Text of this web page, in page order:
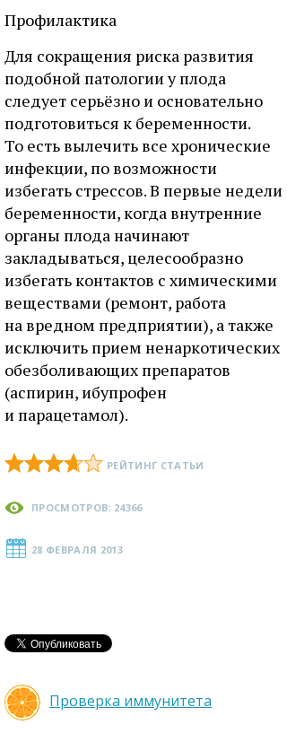
Профилактика
Для сокращения риска развития
подобной патологии у плода
следует серьёзно и основательно
подготовиться к беременности.
То есть вылечить все хронические
инфекции, по возможности
избегать стрессов. В первые недели
беременности, когда внутренние
органы плода начинают
закладываться, целесообразно
избегать контактов с химическими
веществами (ремонт, работа
на вредном предприятии), а также
исключить прием ненаркотических
обезболивающих препаратов
(аспирин, ибупрофен
и парацетамол).
РЕЙТИНГ СТАТЬИ
ПРОСМОТРОВ: 24366
28 ФЕВРАЛЯ 2013
Проверка иммунитета